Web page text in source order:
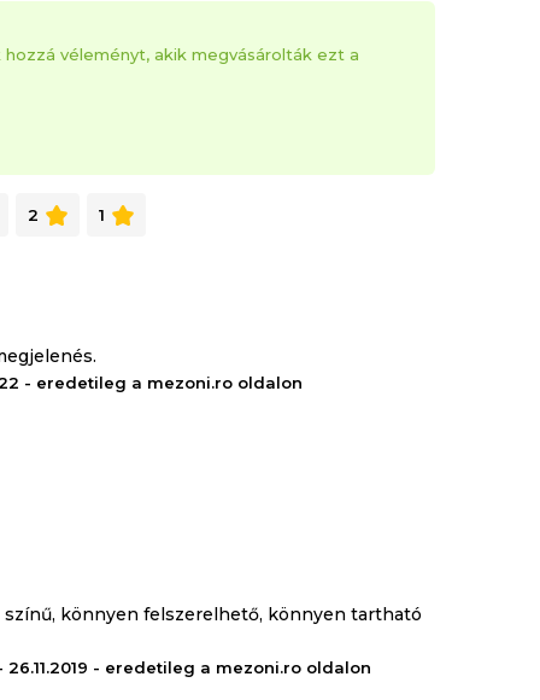
hozzá véleményt, akik megvásárolták ezt a
2 1
- eredetileg a mezoni.ro oldalon
színű, könnyen felszerelhető, könnyen tartható
- eredetileg a mezoni.ro oldalon